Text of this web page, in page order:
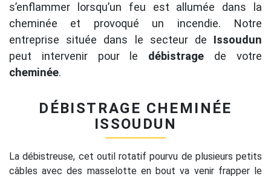
s’enflammer lorsqu’un feu est allumée dans la
cheminée et provoqué un incendie. Notre
entreprise située dans le secteur de Issoudun
peut intervenir pour le débistrage de votre
cheminée.
DÉBISTRAGE CHEMINÉE
ISSOUDUN
La débistreuse, cet outil rotatif pourvu de plusieurs petits
câbles avec des masselotte en bout va venir frapper le